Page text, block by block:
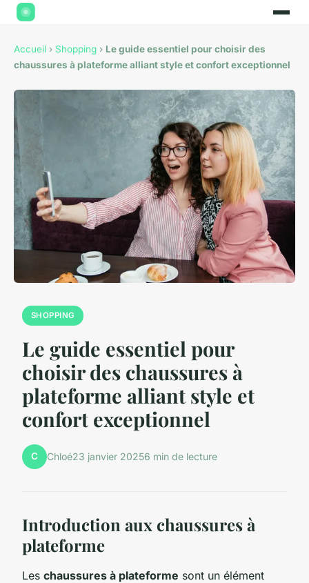
Accueil › Shopping › Le guide essentiel pour choisir des
chaussures à plateforme alliant style et confort exceptionnel
SHOPPING
Le guide essentiel pour
choisir des chaussures à
plateforme alliant style et
confort exceptionnel
C Chloé23 janvier 20256 min de lecture
Introduction aux chaussures à
plateforme
Les chaussures à plateforme sont un élément